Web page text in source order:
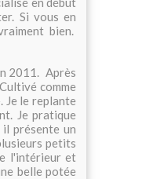
Si vous en
bien.
2011. Après
comme
Je le replante
Je pratique
présente un
petits
l'intérieur et
belle potée